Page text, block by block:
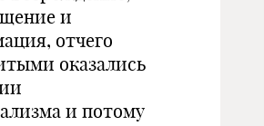
и
отчего
оказались
и потому